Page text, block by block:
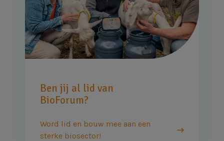
Ben jij al lid van
BioForum?
Word lid en bouw mee aan een
sterke biosector!